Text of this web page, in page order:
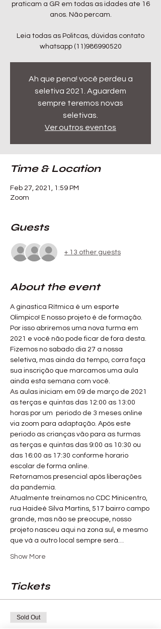
praticam a GR em todas as idades ate 16
anos. Não percam.
Leia todas as Politcas, dúvidas contato
whatsapp (11)986990520
Ah que pena! você perdeu a
seletiva 2021. Aguardem
sempre teremos novas
seletivas.
Ver outros eventos
Time & Location
Feb 27, 2021, 1:59 PM
Zoom
Guests
+ 13 other guests
About the event
A ginastica Rítmica é um esporte
Olimpico! E nosso projeto é de formação.
Por isso abriremos uma nova turma em
2021 e você não pode ficar de fora desta.
Fizemos no sabado dia 27 a nossa
seletiva, mas ainda da tempo, corra faça
sua inscrição que marcamos uma aula
ainda esta semana com você.
As aulas iniciam em 09 de março de 2021
as terças e quintas das 12:00 as 13:00
horas por um  periodo de 3 meses online
via zoom para adaptação. Após este
periodo as crianças vão para as turmas
as terças e quintas das 9:00 as 10:30 ou
das 16:00 as 17:30 conforme horario
escolar de forma online.
Retornamos presencial após liberações
da pandemia.
Atualmente treinamos no CDC Minicentro,
rua Haideé Silva Martins, 517 bairro campo
grande, mas não se preocupe, nosso
projeto nasceu aqui na zona sul, e mesmo
que vá a outro local sempre será…
Show More
Tickets
Sold Out